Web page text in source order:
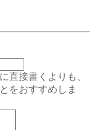
接書くよりも、
をおすすめしま